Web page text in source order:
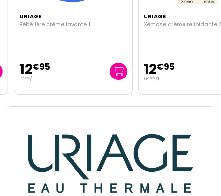
URIAGE
Bébé 1ère crème lavante 1L
12€95
€ 95/l.
URIAGE
Xémose crème relipidante
12€95
€75/l.